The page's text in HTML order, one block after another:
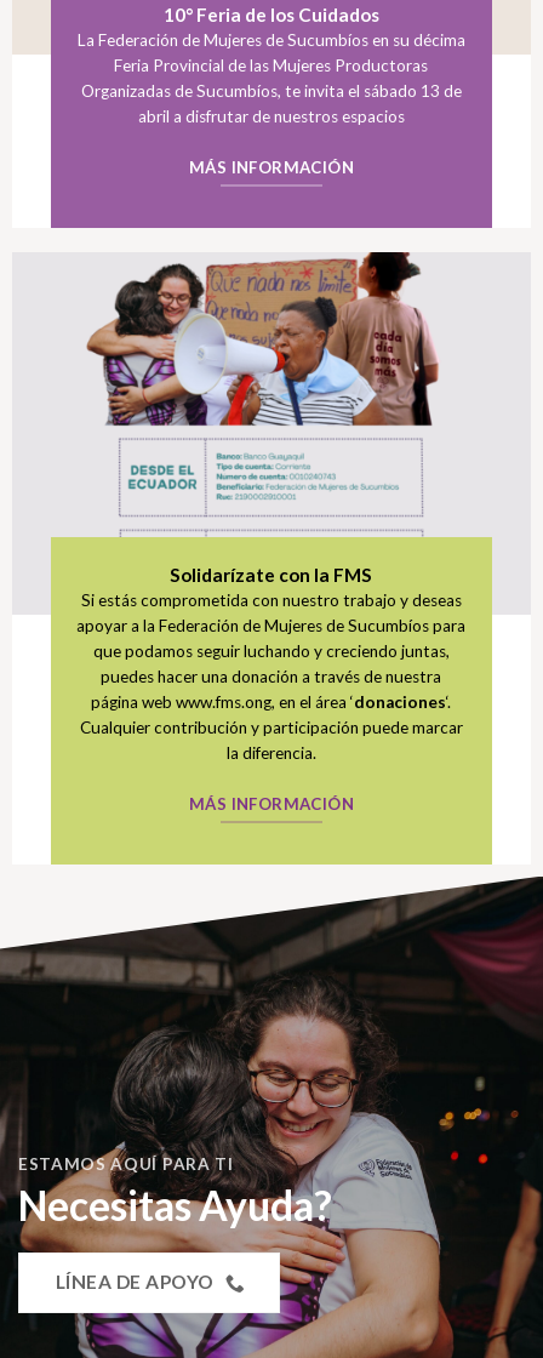
10° Feria de los Cuidados
La Federación de Mujeres de Sucumbíos en su décima
Feria Provincial de las Mujeres Productoras
Organizadas de Sucumbíos, te invita el sábado 13 de
abril a disfrutar de nuestros espacios
MÁS INFORMACIÓN
Solidarízate con la FMS
Si estás comprometida con nuestro trabajo y deseas
apoyar a la Federación de Mujeres de Sucumbíos para
que podamos seguir luchando y creciendo juntas,
puedes hacer una donación a través de nuestra
página web www.fms.ong, en el área ‘donaciones‘.
Cualquier contribución y participación puede marcar
la diferencia.
MÁS INFORMACIÓN
ESTAMOS AQUÍ PARA TI
Necesitas Ayuda?
LÍNEA DE APOYO